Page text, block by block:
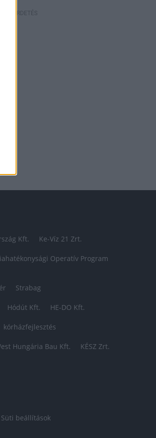
HIRDETÉS
Kft. Ke-Víz 21 Zrt.
Operatív Program
Strabag
Hódút Kft. HE-DO Kft.
kórházfejlesztés
Hungária Bau Kft. KÉSZ Zrt.
Süti beállítások